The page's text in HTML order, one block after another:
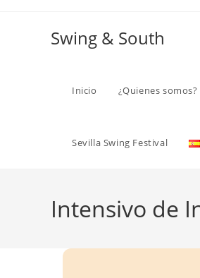
Swing & South
Inicio ¿Quienes somos?
Sevilla Swing Festival
Intensivo de